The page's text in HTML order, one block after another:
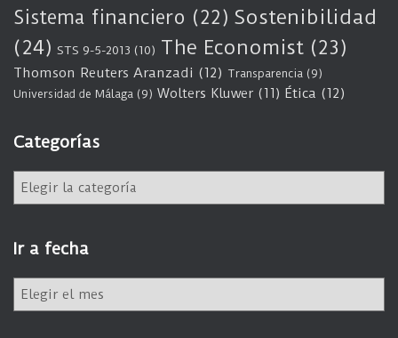
Sistema financiero (22) Sostenibilidad
(24) STS 9-5-2013 (10) The Economist (23)
Thomson Reuters Aranzadi (12) Transparencia (9)
Universidad de Málaga (9) Wolters Kluwer (11) Ética (12)
Categorías
e
g
o
í
Ir a fecha